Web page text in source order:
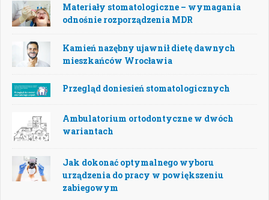
Materiały stomatologiczne – wymagania
odnośnie rozporządzenia MDR
Kamień nazębny ujawnił dietę dawnych
mieszkańców Wrocławia
Przegląd doniesień stomatologicznych
Ambulatorium ortodontyczne w dwóch
wariantach
Jak dokonać optymalnego wyboru
urządzenia do pracy w powiększeniu
zabiegowym